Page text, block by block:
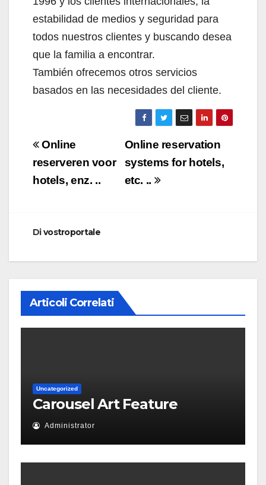
estabilidad de medios y seguridad para
todos nuestros clientes y buscando desea
que la familia a encontrar.
También ofrecemos otros servicios
basados en las necesidades del cliente.
Navigazione
articoli
Online reservation
systems for hotels,
etc. ..
Online
reserveren voor
hotels, enz. ..
Divostroportale
Articoli Correlati
Uncategorized
Carousel Art Feature
Administrator